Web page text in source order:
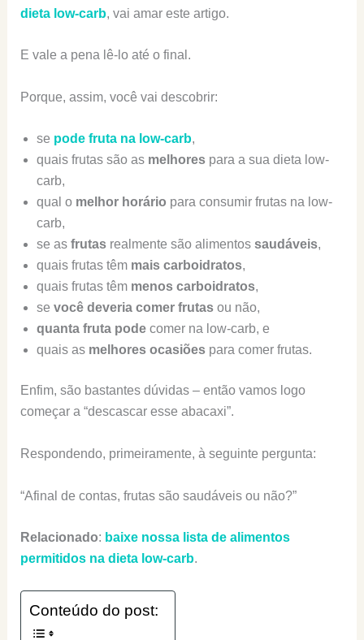
dieta low-carb, vai amar este artigo.
E vale a pena lê-lo até o final.
Porque, assim, você vai descobrir:
se pode fruta na low-carb,
quais frutas são as melhorespara a sua dieta low-
carb,
qual o melhor horário para consumir frutas na low-
carb,
se as frutasrealmente são alimentos saudáveis,
quais frutas têm mais carboidratos,
quais frutas têm menos carboidratos,
se você deveria comer frutasou não,
quanta fruta podecomer na low-carb, e
quais as melhores ocasiõespara comer frutas.
Enfim, são bastantes dúvidas – então vamos logo
começar a “descascar esse abacaxi”.
Respondendo, primeiramente, à seguinte pergunta:
“Afinal de contas, frutas são saudáveis ou não?”
Relacionado: baixe nossa lista de alimentos
permitidos na dieta low-carb.
Conteúdo do post: